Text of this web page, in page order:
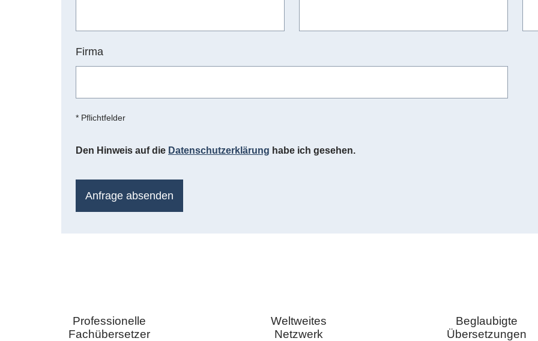
Firma
* Pflichtfelder
Den Hinweis auf die Datenschutzerklärung habe ich gesehen.
Anfrage absenden
Professionelle
Fachübersetzer
Weltweites
Netzwerk
Beglaubigte
Übersetzungen